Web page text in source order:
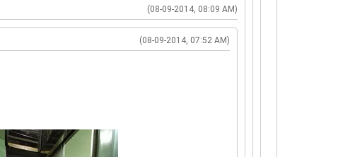
(08-09-2014, 08:09 AM)
(08-09-2014, 07:52 AM)